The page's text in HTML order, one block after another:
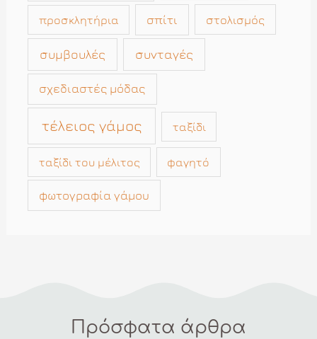
προσκλητήρια σπίτι στολισμός
συμβουλές συνταγές
σχεδιαστές μόδας
τέλειος γάμος ταξίδι
ταξίδι του μέλιτος φαγητό
φωτογραφία γάμου
Πρόσφατα άρθρα